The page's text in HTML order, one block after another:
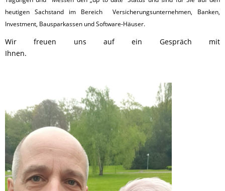
heutigen Sachstand im Bereich Versicherungsunternehmen, Banken,
Investment, Bausparkassen und Software-Häuser.
Wir freuen uns auf ein Gespräch mit
Ihnen.